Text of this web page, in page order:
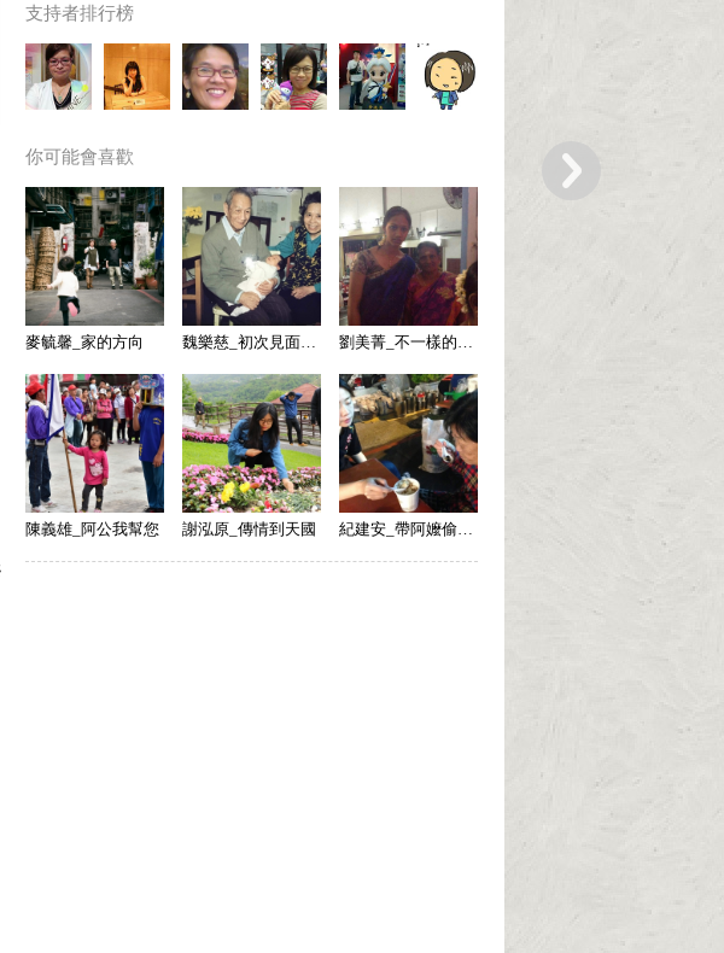
支持者排行榜
你可能會喜歡
麥毓馨_家的方向 魏樂慈_初次見面（竭盡所能的付出） 劉美菁_不一樣的外婆
陳義雄_阿公我幫您 謝泓原_傳情到天國 紀建安_帶阿嬤偷吃甜點